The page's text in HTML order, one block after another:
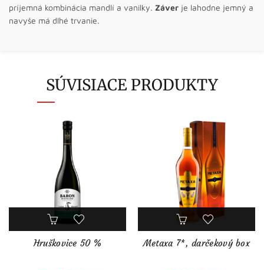
príjemná kombinácia mandlí a vanilky. Záver je lahodne jemný a
navyše má dlhé trvanie.
SÚVISIACE PRODUKTY
Hruškovice 50 % Metaxa 7*, darčekový box